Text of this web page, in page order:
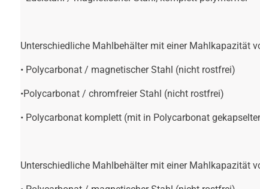
Unterschiedliche Mahlbehälter mit einer Mahlkapazität
• Polycarbonat / magnetischer Stahl (nicht rostfrei)
•Polycarbonat / chromfreier Stahl (nicht rostfrei)
• Polycarbonat komplett (mit in Polycarbonat
Unterschiedliche Mahlbehälter mit einer Mahlkapazität